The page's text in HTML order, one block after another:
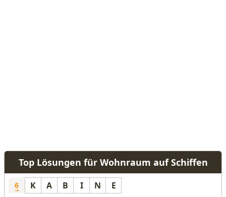
Top Lösungen für Wohnraum auf Schiffen
6 K A B I N E